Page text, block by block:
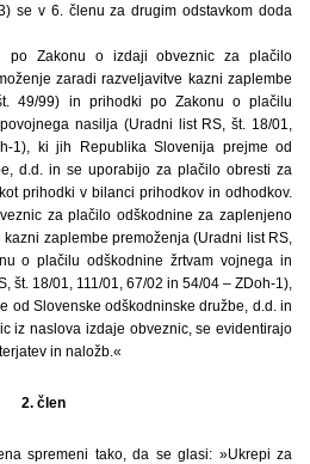
se v 6. členu za drugim odstavkom doda
Zakonu o izdaji obveznic za plačilo
zaradi razveljavitve kazni zaplembe
49/99) in prihodki po Zakonu o plačilu
nasilja (Uradni list RS, št. 18/01,
1), ki jih Republika Slovenija prejme od
d.d. in se uporabijo za plačilo obresti za
prihodki v bilanci prihodkov in odhodkov.
za plačilo odškodnine za zaplenjeno
zaplembe premoženja (Uradni list RS,
o plačilu odškodnine žrtvam vojnega in
št. 18/01, 111/01, 67/02 in 54/04 – ZDoh-1),
od Slovenske odškodninske družbe, d.d. in
iz naslova izdaje obveznic, se evidentirajo
in naložb.«
2. člen
spremeni tako, da se glasi: »Ukrepi za